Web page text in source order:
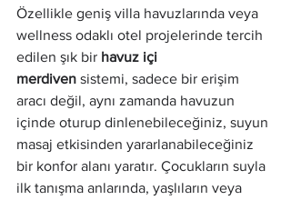
Özellikle geniş villa havuzlarında veya
wellness odaklı otel projelerinde tercih
edilen şık bir havuz içi
merdiven sistemi, sadece bir erişim
aracı değil, aynı zamanda havuzun
içinde oturup dinlenebileceğiniz, suyun
masaj etkisinden yararlanabileceğiniz
bir konfor alanı yaratır. Çocukların suyla
ilk tanışma anlarında, yaşlıların veya